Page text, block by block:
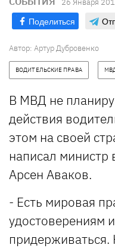
Поделиться
Автор: Артур Дубровенко
ВОДИТЕЛЬСКИЕ ПРАВА
В МВД не
действия
этом на своей
написал министр
Арсен Аваков.
- Есть мировая
удостоверениям